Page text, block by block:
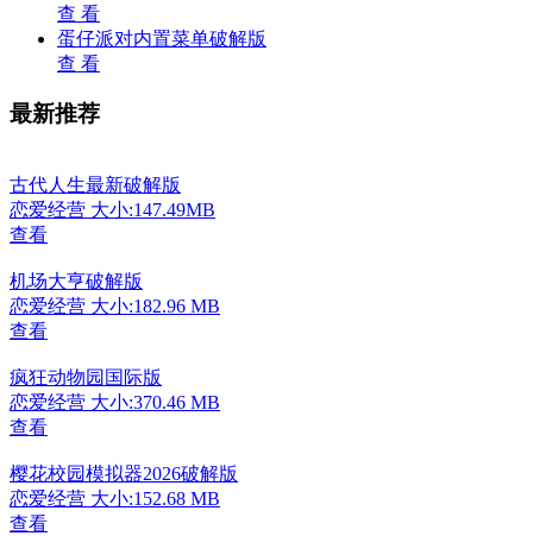
查 看
蛋仔派对内置菜单破解版
查 看
最新推荐
古代人生最新破解版
恋爱经营 大小:147.49MB
查看
机场大亨破解版
恋爱经营 大小:182.96 MB
查看
疯狂动物园国际版
恋爱经营 大小:370.46 MB
查看
樱花校园模拟器2026破解版
恋爱经营 大小:152.68 MB
查看